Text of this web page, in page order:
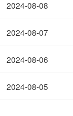
2024-08-08
2024-08-07
2024-08-06
2024-08-05